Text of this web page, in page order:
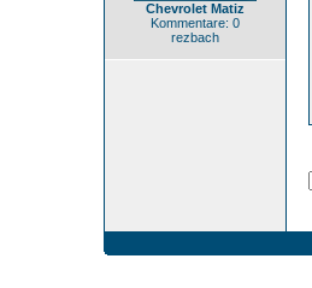
Chevrolet Matiz
Kommentare: 0
rezbach